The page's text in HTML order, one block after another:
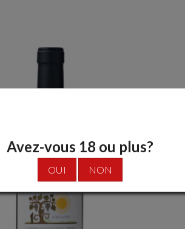
Avez-vous 18 ou plus?
OUI NON